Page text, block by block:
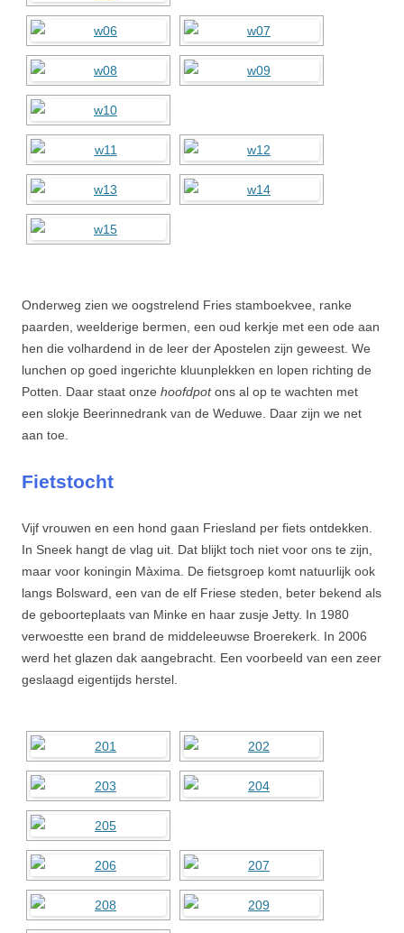
Onderweg zien we oogstrelend Fries stamboekvee, ranke
paarden, weelderige bermen, een oud kerkje met een ode aan
hen die volhardend in de leer der Apostelen zijn geweest. We
lunchen op goed ingerichte kluunplekken en lopen richting de
Potten. Daar staat onze hoofdpotons al op te wachten met
een slokje Beerinnedrank van de Weduwe. Daar zijn we net
aan toe.
Fietstocht
Vijf vrouwen en een hond gaan Friesland per fiets ontdekken.
In Sneek hangt de vlag uit. Dat blijkt toch niet voor ons te zijn,
maar voor koningin Màxima. De fietsgroep komt natuurlijk ook
langs Bolsward, een van de elf Friese steden, beter bekend als
de geboorteplaats van Minke en haar zusje Jetty. In 1980
verwoestte een brand de middeleeuwse Broerekerk. In 2006
werd het glazen dak aangebracht. Een voorbeeld van een zeer
geslaagd eigentijds herstel.